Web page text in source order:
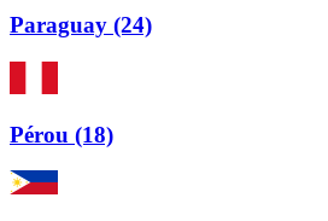
Paraguay (24)
Pérou (18)